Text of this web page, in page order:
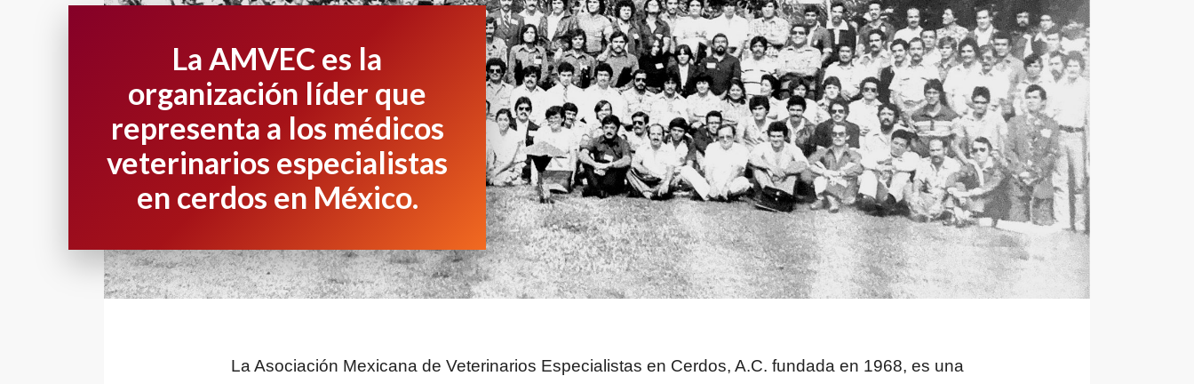
La AMVEC es la
organización líder que
representa a los médicos
veterinarios especialistas
en cerdos en México.
La Asociación Mexicana de Veterinarios Especialistas en Cerdos, A.C. fundada en 1968, es una